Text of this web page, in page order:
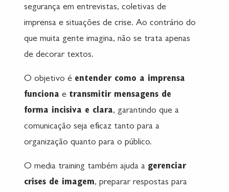
segurança em entrevistas, coletivas de
imprensa e situações de crise. Ao contrário do
que muita gente imagina, não se trata apenas
de decorar textos.
O objetivo é entender como a imprensa
funciona e transmitir mensagens de
forma incisiva e clara, garantindo que a
comunicação seja eficaz tanto para a
organização quanto para o público.
O media training também ajuda a gerenciar
crises de imagem, preparar respostas para